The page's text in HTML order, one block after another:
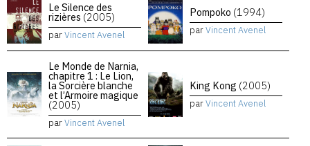
Le Silence des
rizières (2005)
parVincent Avenel
Pompoko (1994)
parVincent Avenel
Le Monde de Narnia,
chapitre 1 : Le Lion,
la Sorcière blanche
et l’Armoire magique
(2005)
parVincent Avenel
King Kong (2005)
parVincent Avenel